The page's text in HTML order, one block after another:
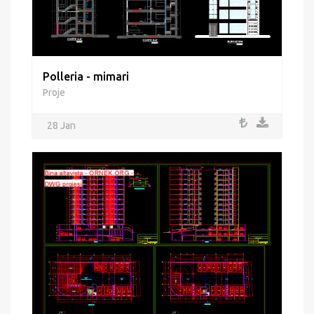
Polleria - mimari
Proje
28 Jan